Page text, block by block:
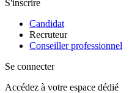
S'inscrire
Candidat
Recruteur
Conseiller professionnel
Se connecter
Accédez à votre espace dédié